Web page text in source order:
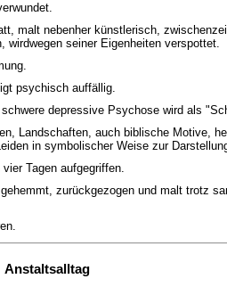
malt nebenher künstlerisch,
wirdwegen seiner Eigenheiten verspottet.
psychisch auffällig.
depressive Psychose wird als
Landschaften, auch biblische Motive,
in symbolischer Weise zur
Tagen aufgegriffen.
zurückgezogen und malt trotz
Anstaltsalltag